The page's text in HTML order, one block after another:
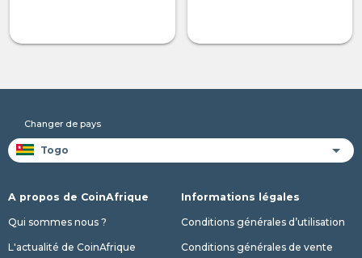
Changer de pays
A propos de CoinAfrique
Qui sommes nous ?
L'actualité de CoinAfrique
Informations légales
Conditions générales d’utilisation
Conditions générales de vente